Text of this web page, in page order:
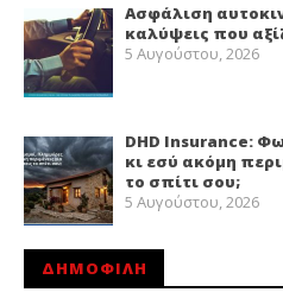
Ασφάλιση
καλύψεις που
5 Αυγούστου, 2026
DHD Insurance:
κι εσύ ακόμη
το σπίτι σου;
5 Αυγούστου, 2026
ΔΗΜΟΦΙΛΗ